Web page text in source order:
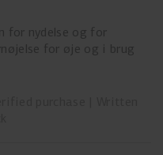
nydelse og for
for øje og i brug